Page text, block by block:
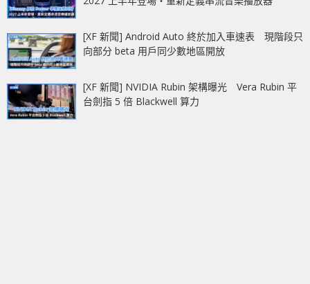
[XF 新聞] Android Auto 終於加入車速表 現階段只
向部分 beta 用戶同少數地區開放
[XF 新聞] NVIDIA Rubin 架構曝光 Vera Rubin 平
台劍指 5 倍 Blackwell 算力